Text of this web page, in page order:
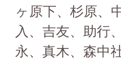
ヶ原下、杉原、
入、吉友、助行
永、真木、森中